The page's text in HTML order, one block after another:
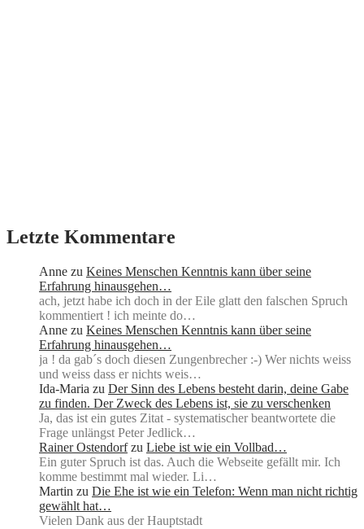
Letzte Kommentare
Anne zu Keines Menschen Kenntnis kann über seine
Erfahrung hinausgehen…
ach, jetzt habe ich doch in der Eile glatt den falschen Spruch
kommentiert ! ich meinte do…
Anne zu Keines Menschen Kenntnis kann über seine
Erfahrung hinausgehen…
ja ! da gab´s doch diesen Zungenbrecher :-) Wer nichts weiss
und weiss dass er nichts weis…
Ida-Maria zu Der Sinn des Lebens besteht darin, deine Gabe
zu finden. Der Zweck des Lebens ist, sie zu verschenken
Ja, das ist ein gutes Zitat - systematischer beantwortete die
Frage unlängst Peter Jedlick…
Rainer Ostendorf zu Liebe ist wie ein Vollbad…
Ein guter Spruch ist das. Auch die Webseite gefällt mir. Ich
komme bestimmt mal wieder. Li…
Martin zu Die Ehe ist wie ein Telefon: Wenn man nicht richtig
gewählt hat…
Vielen Dank aus der Hauptstadt